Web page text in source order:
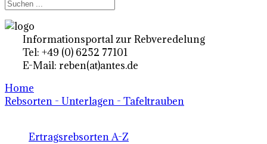
Informationsportal zur Rebveredelung
Tel: +49 (0) 6252 77101
E-Mail: reben(at)antes.de
Home
Rebsorten - Unterlagen - Tafeltrauben
Ertragsrebsorten A-Z